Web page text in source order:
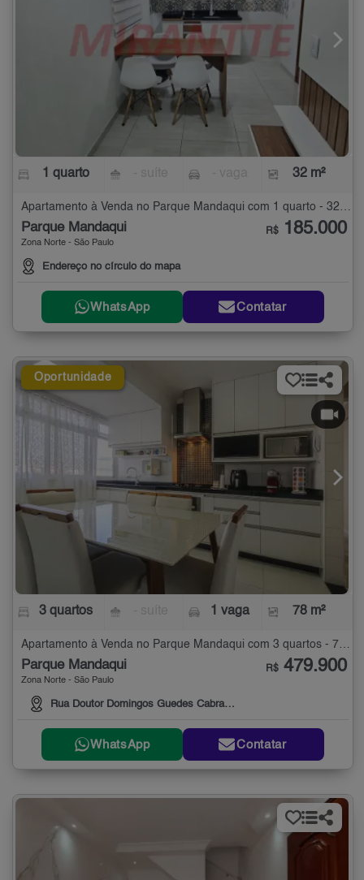
1 quarto 32 m²
Apartamento à Venda no Parque Mandaqui com 1 quarto - 32 m²
Parque Mandaqui
Zona Norte - São Paulo
Endereço no círculo do mapa
R$ 185.000
WhatsApp Contatar
Oportunidade
3 quartos 1 vaga 78 m²
Apartamento à Venda no Parque Mandaqui com 3 quartos - 78 m²
Parque Mandaqui
Zona Norte - São Paulo
Rua Doutor Domingos Guedes Cabral, 83
R$ 479.900
WhatsApp Contatar